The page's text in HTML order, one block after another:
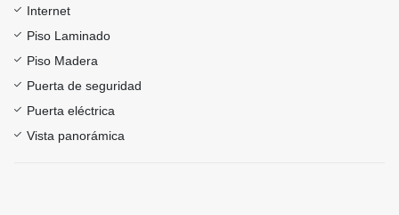
Internet
Piso Laminado
Piso Madera
Puerta de seguridad
Puerta eléctrica
Vista panorámica